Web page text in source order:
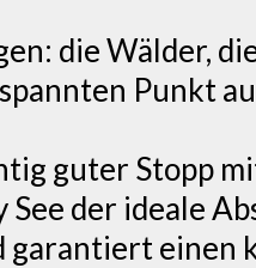
die Wälder,
Punkt
guter Stopp
der ideale
garantiert einen